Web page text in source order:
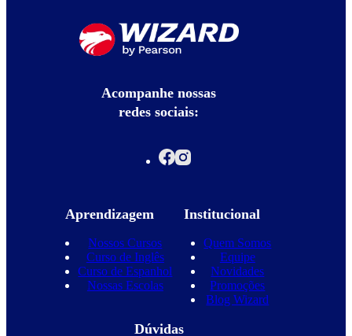
Acompanhe nossas
redes sociais:
Aprendizagem
Nossos Cursos
Curso de Inglês
Curso de Espanhol
Nossas Escolas
Institucional
Quem Somos
Equipe
Novidades
Promoções
Blog Wizard
Dúvidas